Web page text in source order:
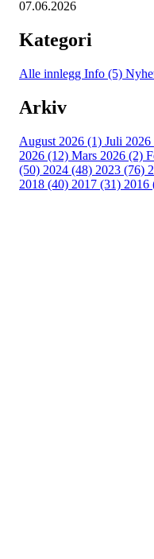
07.06.2026
Kategori
Alle innlegg Info (5)
Arkiv
August 2026 (1) Juli 2026
2026 (12) Mars 2026 (2)
(50) 2024 (48) 2023 (76)
2018 (40) 2017 (31) 2016